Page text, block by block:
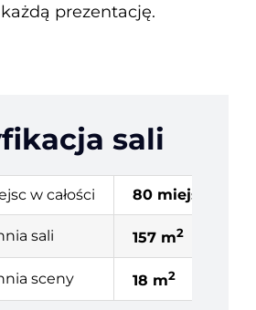
prezentację.
sali
w całości 80 miejsc
sali 157 m2
sceny 18 m2